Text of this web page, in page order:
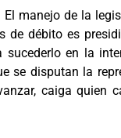
manejo de la
débito es
en la
se disputan la
caiga quien